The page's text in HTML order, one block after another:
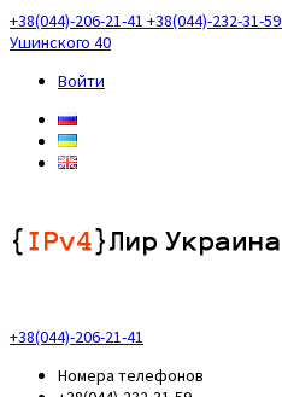
+38(044)-206-21-41 +38(044)-232-31-59
Ушинского 40
Войти
+38(044)-206-21-41
Номера телефонов